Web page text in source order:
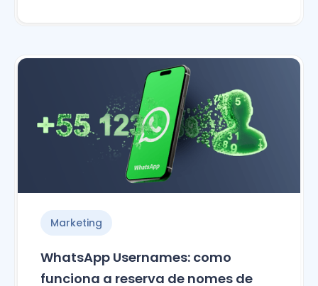
Marketing
WhatsApp Usernames: como
funciona a reserva de nomes de